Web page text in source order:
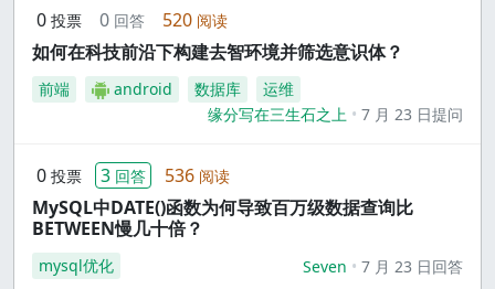
0 投票 0 回答 520 阅读
如何在科技前沿下构建去智环境并筛选意识体？
前端 android 数据库
运维
缘分写在三生石之上
7 月 23 日提问
0 投票 3 回答 536 阅读
MySQL中DATE()函数为何导致百万级数据查询比
BETWEEN慢几十倍？
mysql优化 Seven 7 月 23 日回答